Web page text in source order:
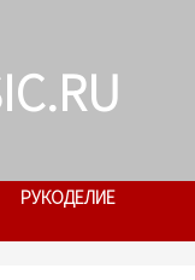
РУКОДЕЛИЕ